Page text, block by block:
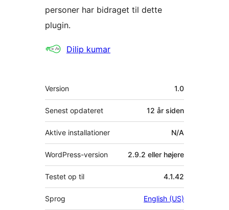
personer har bidraget til dette
plugin.
Bidragsydere
Dilip kumar
Meta
Version 1.0
Senest opdateret 12 år siden
Aktive installationer N/A
WordPress-version 2.9.2 eller højere
Testet op til 4.1.42
Sprog English (US)